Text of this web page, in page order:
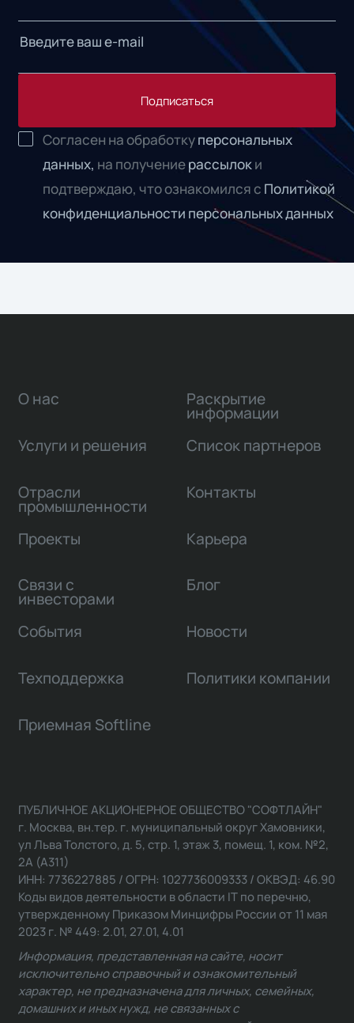
Подписаться
Согласен на обработкуперсональных
данных, на получениерассылоки
подтверждаю, что ознакомился с Политикой
конфиденциальности персональных данных
О нас
Услуги и решения
Отрасли
промышленности
Проекты
Связи с
инвесторами
Раскрытие
информации
Список партнеров
Контакты
Карьера
Блог
События Новости
Техподдержка Политики компании
Приемная Softline
ПУБЛИЧНОЕ АКЦИОНЕРНОЕ ОБЩЕСТВО "СОФТЛАЙН"
г. Москва, вн.тер. г. муниципальный округ Хамовники,
ул Льва Толстого, д. 5, стр. 1, этаж 3, помещ. 1, ком. №2,
2А (А311)
ИНН: 7736227885 / ОГРН: 1027736009333 / ОКВЭД: 46.90
Коды видов деятельности в области IT по перечню,
утвержденному Приказом Минцифры России от 11 мая
2023 г. № 449: 2.01, 27.01, 4.01
Информация, представленная на сайте, носит
исключительно справочный и ознакомительный
характер, не предназначена для личных, семейных,
домашних и иных нужд, не связанных с